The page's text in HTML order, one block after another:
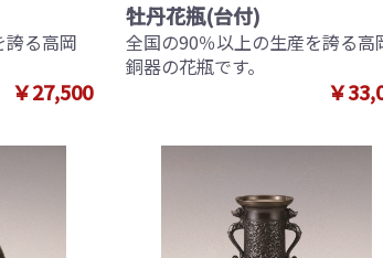
る高岡
￥27,500
牡丹花瓶(台付)
全国の90％以上の生産を誇る高
銅器の花瓶です。
￥